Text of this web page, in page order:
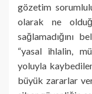
gözetim
olarak ne
sağlamadığını
“yasal ihlalin,
yoluyla
büyük zararlar